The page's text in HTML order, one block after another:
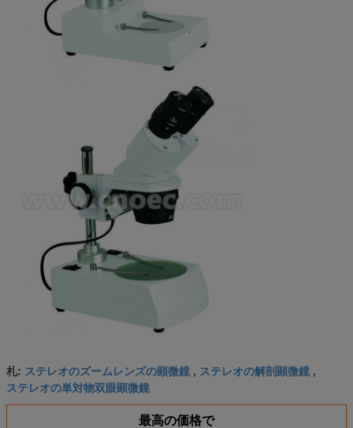
札: ステレオのズームレンズの顕微鏡 , ステレオの解剖顕微鏡 ,
ステレオの単対物双眼顕微鏡
最高の価格で